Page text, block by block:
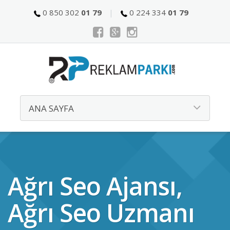
0 850 302 01 79 0 224 334 01 79
Ağrı Seo Ajansı,
Ağrı Seo Uzmanı